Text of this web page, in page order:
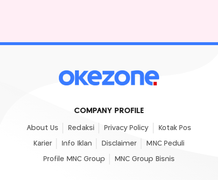
COMPANY PROFILE
About Us Redaksi Privacy Policy Kotak Pos
Karier Info Iklan Disclaimer MNC Peduli
Profile MNC Group MNC Group Bisnis